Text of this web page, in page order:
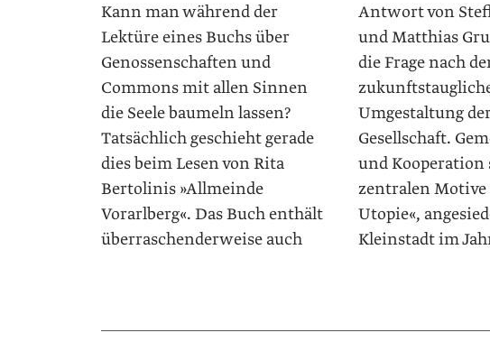
Kann man während der
Lektüre eines Buchs über
Genossenschaften und
Commons mit allen Sinnen
die Seele baumeln lassen?
Tatsächlich geschieht gerade
dies beim Lesen von Rita
Bertolinis »Allmeinde
Vorarlberg«. Das Buch enthält
überraschenderweise auch
Antwort von
und Matthias
die Frage nach
Umgestaltung
Gesellschaft.
und Kooperation
zentralen
Utopie«,
Kleinstadt im